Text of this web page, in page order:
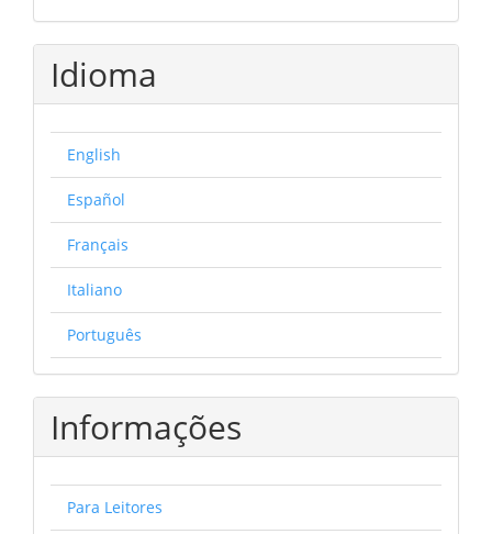
Idioma
English
Español
Français
Italiano
Português
Informações
Para Leitores